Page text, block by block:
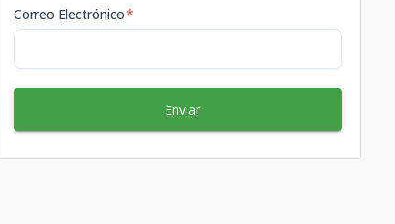
Correo Electrónico*
Enviar